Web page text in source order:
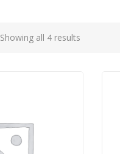
Showing all 4 results